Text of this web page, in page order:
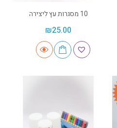
10 מסגרות עץ ליצירה
₪25.00